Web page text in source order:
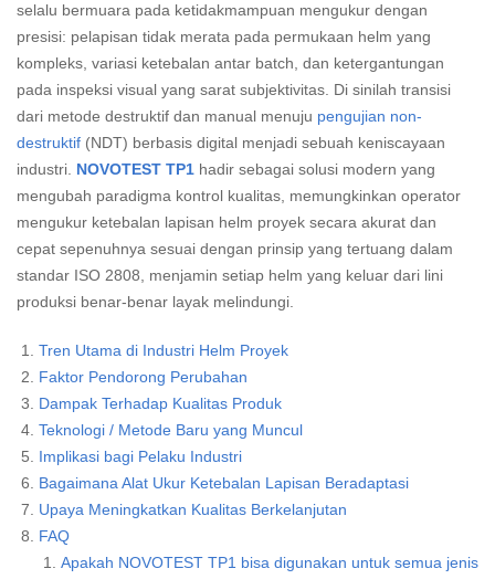
selalu bermuara pada ketidakmampuan mengukur dengan
presisi: pelapisan tidak merata pada permukaan helm yang
kompleks, variasi ketebalan antar batch, dan ketergantungan
pada inspeksi visual yang sarat subjektivitas. Di sinilah transisi
dari metode destruktif dan manual menuju pengujian non-
destruktif (NDT) berbasis digital menjadi sebuah keniscayaan
industri. NOVOTEST TP1 hadir sebagai solusi modern yang
mengubah paradigma kontrol kualitas, memungkinkan operator
mengukur ketebalan lapisan helm proyek secara akurat dan
cepat sepenuhnya sesuai dengan prinsip yang tertuang dalam
standar ISO 2808, menjamin setiap helm yang keluar dari lini
produksi benar-benar layak melindungi.
Tren Utama di Industri Helm Proyek
Faktor Pendorong Perubahan
Dampak Terhadap Kualitas Produk
Teknologi / Metode Baru yang Muncul
Implikasi bagi Pelaku Industri
Bagaimana Alat Ukur Ketebalan Lapisan Beradaptasi
Upaya Meningkatkan Kualitas Berkelanjutan
FAQ
Apakah NOVOTEST TP1 bisa digunakan untuk semua jenis